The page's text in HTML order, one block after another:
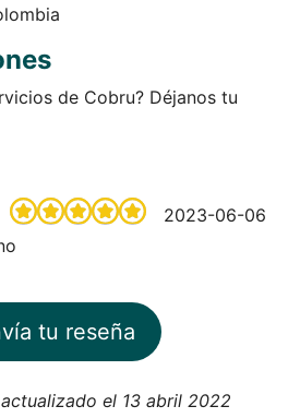
de Cobru? Déjanos tu
2023-06-06
tu reseña
el 13 abril 2022